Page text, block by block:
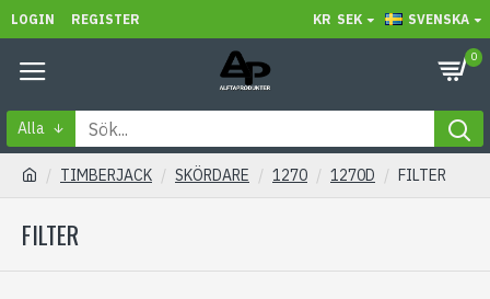
LOGIN REGISTER KR SEK SVENSKA
0
Alla
TIMBERJACK SKÖRDARE 1270 1270D FILTER
FILTER